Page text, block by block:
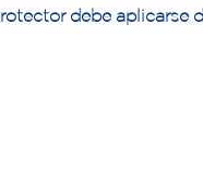
debe aplicarse